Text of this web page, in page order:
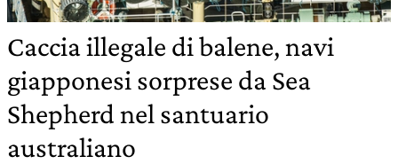
Caccia illegale di balene, navi
giapponesi sorprese da Sea
Shepherd nel santuario
australiano